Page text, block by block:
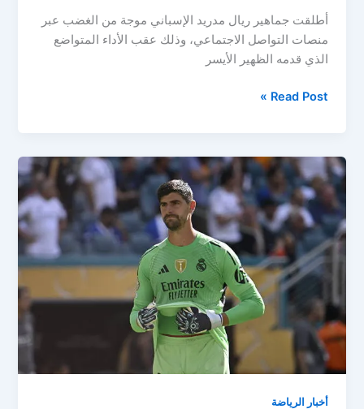
أطلقت جماهير ريال مدريد الإسباني موجة من الغضب عبر
منصات التواصل الاجتماعي، وذلك عقب الأداء المتواضع
الذي قدمه الظهير الأيسر
بعد
السعودي..
جماهير
ريال
مدريد
تطالب
بطرد
نجم
الفريق!
Read Post »
أخبار الرياضة